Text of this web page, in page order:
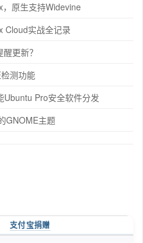
原生支持Widevine
Cloud实战全记录
更新？
测功能
Pro安全软件分发
GNOME主题
支付宝捐赠